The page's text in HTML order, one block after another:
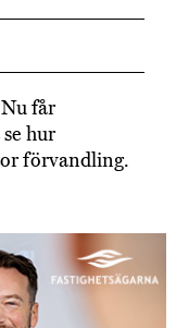
får
hur
förvandling.